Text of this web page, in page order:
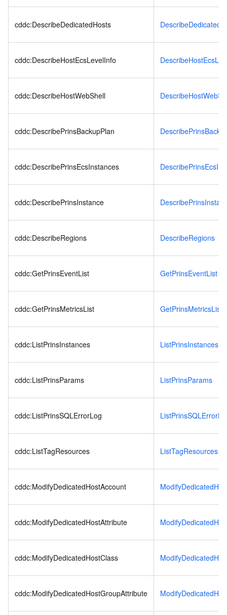
cddc:DescribeDedicatedHosts
cddc:DescribeHostEcsLevelInfo
cddc:DescribeHostWebShell
cddc:DescribePrinsBackupPlan
cddc:DescribePrinsEcsInstances
cddc:DescribePrinsInstance
cddc:DescribeRegions DescribeRegions
cddc:GetPrinsEventList GetPrinsEventList
cddc:GetPrinsMetricsList GetPrinsMetricsList
cddc:ListPrinsInstances ListPrinsInstances
cddc:ListPrinsParams ListPrinsParams
cddc:ListPrinsSQLErrorLog
cddc:ListTagResources ListTagResources
cddc:ModifyDedicatedHostAccount
cddc:ModifyDedicatedHostAttribute
cddc:ModifyDedicatedHostClass
cddc:ModifyDedicatedHostGroupAttribute